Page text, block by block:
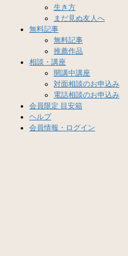
生き方
まだ見ぬ友人へ
無料記事
無料記事
推薦作品
相談・講座
開講中講座
対面相談のお申込み
電話相談のお申込み
会員限定 目安箱
ヘルプ
会員情報・ログイン